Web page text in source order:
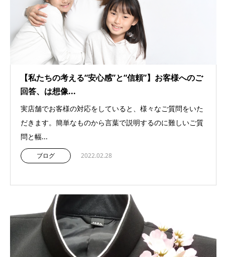
【私たちの考える“安心感”と“信頼”】お客様へのご
回答、は想像...
実店舗でお客様の対応をしていると、様々なご質問をいた
だきます。簡単なものから言葉で説明するのに難しいご質
問と幅...
ブログ 2022.02.28